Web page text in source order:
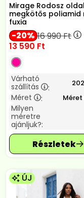
Mirage Rodosz
megkötős poliamid
fuxia
20 16 990Ft
13 590 Ft
Várható
szállítás
:
Méret :
Milyen
méretre
ajánljuk?:
ÚJ